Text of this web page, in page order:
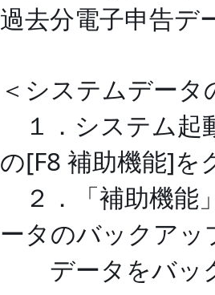
過去分電子申告デ
＜システムデー
１．システム起
の[F8 補助機能]を
２．「補助機能
ータのバックア
データをバッ